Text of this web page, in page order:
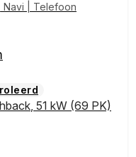
Navi | Telefoon
, 51 kW (69 PK)